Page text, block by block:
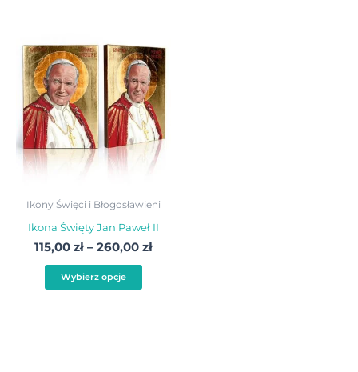
Ikony Święci i Błogosławieni
Ikona Święty Jan Paweł II
115,00 zł – 260,00 zł
cen:
od
115,00 zł
do
260,00 zł
Wybierz opcje
Ten
produkt
ma
wiele
wariantów.
Opcje
wybrać
na
stronie
produktu